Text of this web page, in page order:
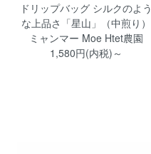
ドリップバッグ シルクのよう
な上品さ「星山」（中煎り）
ミャンマー Moe Htet農園
1,580円(内税)～